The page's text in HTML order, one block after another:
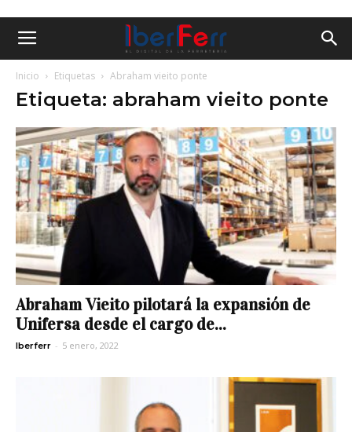
Inicio Etiquetas Abraham vieito ponte
Etiqueta: abraham vieito ponte
Abraham Vieito pilotará la expansión de
Unifersa desde el cargo de...
Iberferr - 5 enero, 2022